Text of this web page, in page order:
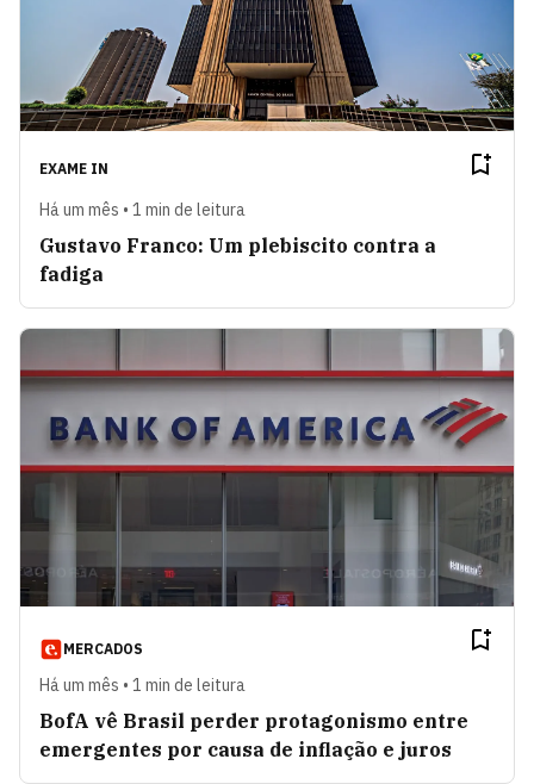
EXAME IN
Há um mês • 1 min de leitura
Gustavo Franco: Um plebiscito contra a
fadiga
MERCADOS
Há um mês • 1 min de leitura
BofA vê Brasil perder protagonismo entre
emergentes por causa de inflação e juros